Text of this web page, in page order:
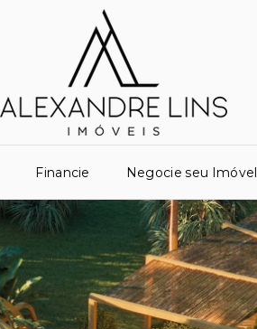
Financie Negocie seu Imóvel